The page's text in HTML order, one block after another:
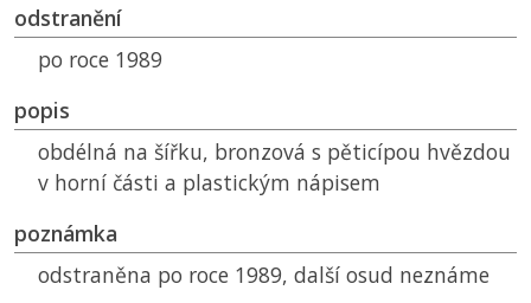
odstranění
po roce 1989
popis
obdélná na šířku, bronzová s pěticípou hvězdou
v horní části a plastickým nápisem
poznámka
odstraněna po roce 1989, další osud neznáme